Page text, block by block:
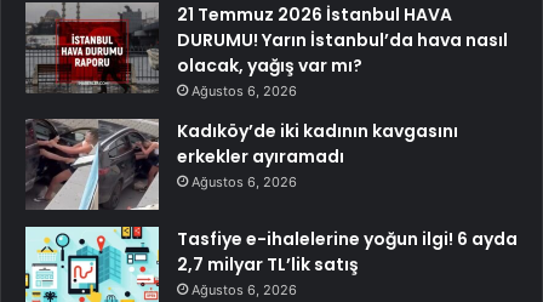
21 Temmuz 2026 İstanbul HAVA
DURUMU! Yarın İstanbul’da hava nasıl
olacak, yağış var mı?
Ağustos 6, 2026
Kadıköy’de iki kadının kavgasını
erkekler ayıramadı
Ağustos 6, 2026
Tasfiye e-ihalelerine yoğun ilgi! 6 ayda
2,7 milyar TL’lik satış
Ağustos 6, 2026